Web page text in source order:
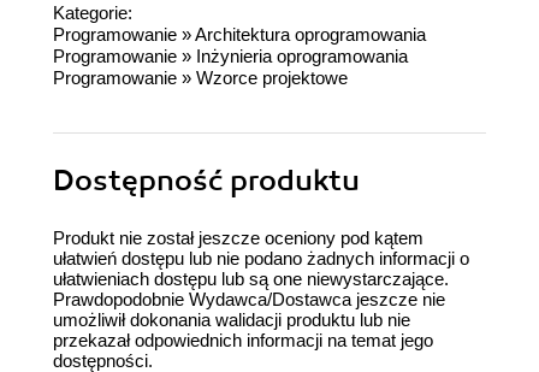
Kategorie:
Programowanie »Architektura oprogramowania
Programowanie » Inżynieria oprogramowania
Programowanie » Wzorce projektowe
Dostępność produktu
Produkt nie został jeszcze oceniony pod kątem
ułatwień dostępu lub nie podano żadnych informacji o
ułatwieniach dostępu lub są one niewystarczające.
Prawdopodobnie Wydawca/Dostawca jeszcze nie
umożliwił dokonania walidacji produktu lub nie
przekazał odpowiednich informacji na temat jego
dostępności.